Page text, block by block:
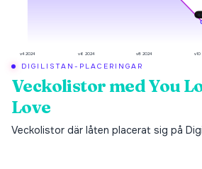
#
v4 2024 v6 2024 v8 2024 v10
DIGILISTAN-PLACERINGAR
Veckolistor medYou
Love
Veckolistor där låten placerat sig på